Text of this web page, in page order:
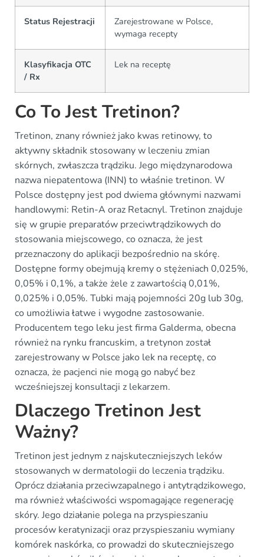
Status Rejestracji
Zarejestrowane w Polsce,
wymaga recepty
Klasyfikacja OTC
/ Rx
Lek na receptę
Co To Jest Tretinon?
Tretinon, znany również jako kwas retinowy, to
aktywny składnik stosowany w leczeniu zmian
skórnych, zwłaszcza trądziku. Jego międzynarodowa
nazwa niepatentowa (INN) to właśnie tretinon. W
Polsce dostępny jest pod dwiema głównymi nazwami
handlowymi: Retin-A oraz Retacnyl. Tretinon znajduje
się w grupie preparatów przeciwtrądzikowych do
stosowania miejscowego, co oznacza, że jest
przeznaczony do aplikacji bezpośrednio na skórę.
Dostępne formy obejmują kremy o stężeniach 0,025%,
0,05% i 0,1%, a także żele z zawartością 0,01%,
0,025% i 0,05%. Tubki mają pojemności 20g lub 30g,
co umożliwia łatwe i wygodne zastosowanie.
Producentem tego leku jest firma Galderma, obecna
również na rynku francuskim, a tretynon został
zarejestrowany w Polsce jako lek na receptę, co
oznacza, że pacjenci nie mogą go nabyć bez
wcześniejszej konsultacji z lekarzem.
Dlaczego Tretinon Jest
Ważny?
Tretinon jest jednym z najskuteczniejszych leków
stosowanych w dermatologii do leczenia trądziku.
Oprócz działania przeciwzapalnego i antytrądzikowego,
ma również właściwości wspomagające regenerację
skóry. Jego działanie polega na przyspieszaniu
procesów keratynizacji oraz przyspieszaniu wymiany
komórek naskórka, co prowadzi do skuteczniejszego